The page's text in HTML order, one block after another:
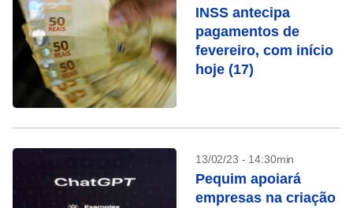
INSS antecipa
pagamentos de
fevereiro, com início
hoje (17)
13/02/23 - 14:30min
Pequim apoiará
empresas na criação